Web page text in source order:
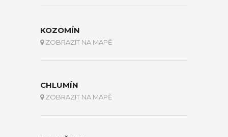
KOZOMÍN
ZOBRAZIT NA MAPĚ
CHLUMÍN
ZOBRAZIT NA MAPĚ